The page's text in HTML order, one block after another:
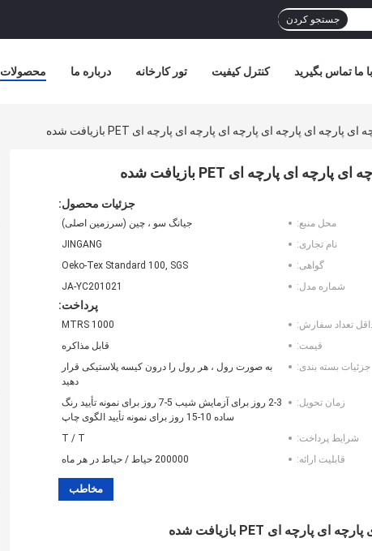
جستجو کردن
محصولات درباره ما تور کارخانه کنترل کیفیت با ما تماس بگیرید
جزئیات محصول:
محل منبع:
جیانگ سو ، چین (سرزمین اصلی)
نام تجاری:
JINGANG
گواهی:
Oeko-Tex Standard 100, SGS
شماره مدل:
JA-YC201021
پرداخت:
تعداد سفارش:
1000 MTRS
قیمت:
قابل مذاکره
جزئیات بسته بندی:
به صورت رول ، هر رول را درون کیسه پلاستیکی قرار
دهید
زمان تحویل:
2-3 روز برای آزمایش شیب 5-7 روز برای نمونه تأیید رنگ
ساده 10-15 روز برای نمونه تأیید الگوی چاپ
شرایط پرداخت:
T / T
قابلیت ارائه:
200000 حیاط / حیاط در هر ماه
مخاطب